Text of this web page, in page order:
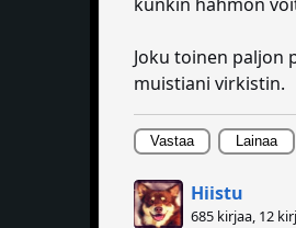
Joku toinen paljon
muistiani virkistin.
Vastaa Lainaa
Hiistu
685 kirjaa, 12